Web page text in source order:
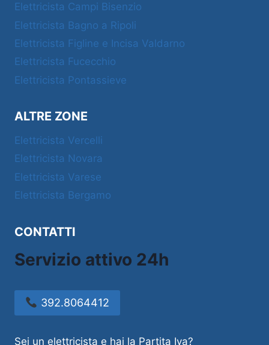
Elettricista Campi Bisenzio
Elettricista Bagno a Ripoli
Elettricista Figline e Incisa Valdarno
Elettricista Fucecchio
Elettricista Pontassieve
ALTRE ZONE
Elettricista Vercelli
Elettricista Novara
Elettricista Varese
Elettricista Bergamo
CONTATTI
Servizio attivo 24h
392.8064412
Sei un elettricista e hai la Partita Iva?